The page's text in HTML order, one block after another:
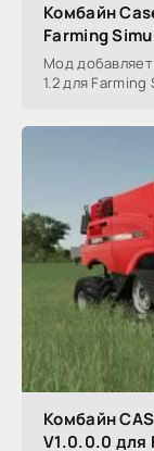
Комбайн
Farming
Мод добавляет
1.2 для
Комбайн
V1.0.0.0 для